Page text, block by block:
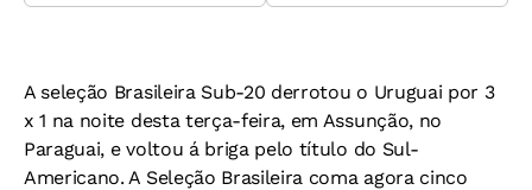
A seleção Brasileira Sub-20 derrotou o Uruguai por 3
x 1 na noite desta terça-feira, em Assunção, no
Paraguai, e voltou á briga pelo título do Sul-
Americano. A Seleção Brasileira coma agora cinco